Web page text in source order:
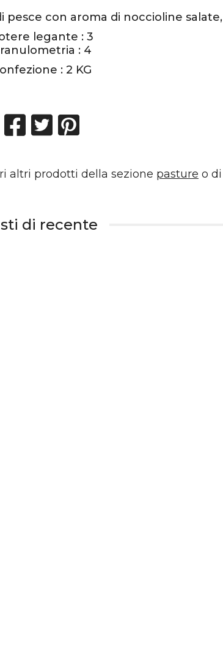
pesce con aroma di noccioline salate,
legante : 3
: 4
: 2 KG
altri prodotti della sezione pasture o di
di recente